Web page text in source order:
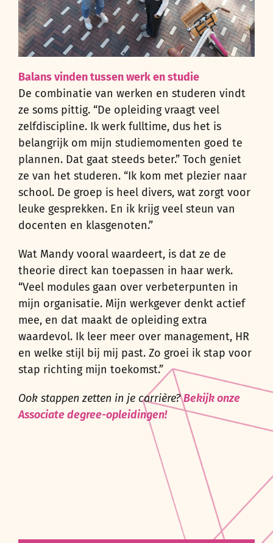
Balans vinden tussen werk en studie
De combinatie van werken en studeren vindt
ze soms pittig. “De opleiding vraagt veel
zelfdiscipline. Ik werk fulltime, dus het is
belangrijk om mijn studiemomenten goed te
plannen. Dat gaat steeds beter.” Toch geniet
ze van het studeren. “Ik kom met plezier naar
school. De groep is heel divers, wat zorgt voor
leuke gesprekken. En ik krijg veel steun van
docenten en klasgenoten.”
Wat Mandy vooral waardeert, is dat ze de
theorie direct kan toepassen in haar werk.
“Veel modules gaan over verbeterpunten in
mijn organisatie. Mijn werkgever denkt actief
mee, en dat maakt de opleiding extra
waardevol. Ik leer meer over management, HR
en welke stijl bij mij past. Zo groei ik stap voor
stap richting mijn toekomst.”
Ook stappen zetten in je carrière?Bekijk onze
Associate degree-opleidingen!